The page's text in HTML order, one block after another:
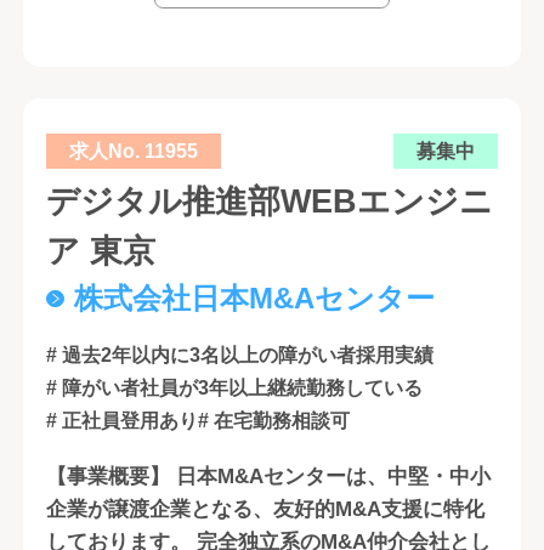
求人No. 11955 募集中
デジタル推進部WEBエンジニ
ア 東京
株式会社日本M&Aセンター
# 過去2年以内に3名以上の障がい者採用実績
# 障がい者社員が3年以上継続勤務している
# 正社員登用あり# 在宅勤務相談可
【事業概要】 日本M&Aセンターは、中堅・中小
企業が譲渡企業となる、友好的M&A支援に特化
しております。 完全独立系のM&A仲介会社とし